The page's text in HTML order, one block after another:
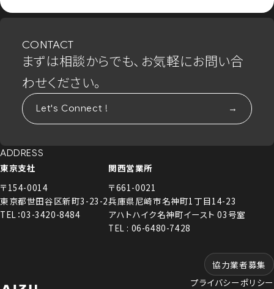
CONTACT
まずは相談からでも、お気軽にお問い合
わせください。
Let's Connect !
ADDRESS
東京支社
〒154-0014
東京都世田谷区新町3-23-2
TEL：03-3420-8484
関西営業所
〒661-0021
兵庫県尼崎市名神町1丁目14-23
アハトハイク名神町イースト 03号室
TEL : 06-6480-7428
協力業者募集
プライバシーポリシー